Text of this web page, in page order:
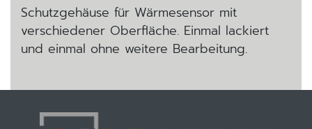
Schutzgehäuse für Wärmesensor mit
verschiedener Oberfläche. Einmal lackiert
und einmal ohne weitere Bearbeitung.